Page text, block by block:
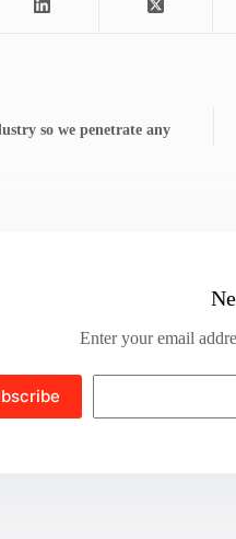
so we penetrate any
Enter your email